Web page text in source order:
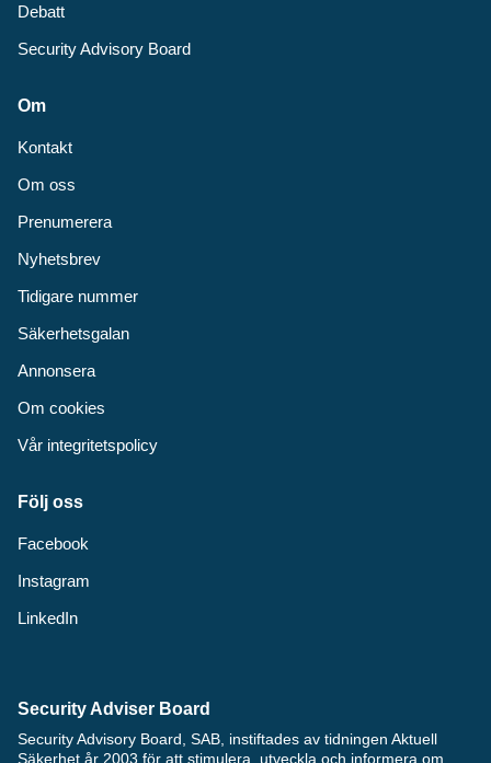
Debatt
Security Advisory Board
Om
Kontakt
Om oss
Prenumerera
Nyhetsbrev
Tidigare nummer
Säkerhetsgalan
Annonsera
Om cookies
Vår integritetspolicy
Följ oss
Facebook
Instagram
LinkedIn
Security Adviser Board
Security Advisory Board, SAB, instiftades av tidningen Aktuell
Säkerhet år 2003 för att stimulera, utveckla och informera om